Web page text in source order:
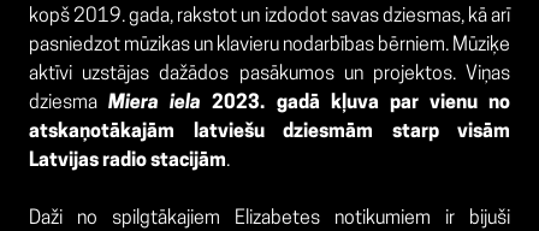
kopš 2019. gada, rakstot un izdodot savas dziesmas, kā arī
pasniedzot mūzikas un klavieru nodarbības bērniem. Mūziķe
aktīvi uzstājas dažādos pasākumos un projektos. Viņas
dziesmaMiera iela 2023. gadā kļuva par vienu no
atskaņotākajām latviešu dziesmām starp visām
Latvijas radio stacijām.
Daži no spilgtākajiem Elizabetes notikumiem ir bijuši